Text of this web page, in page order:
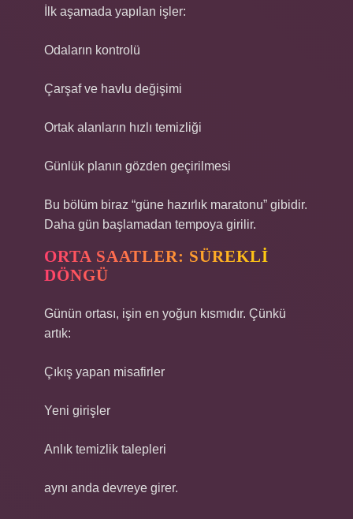
İlk aşamada yapılan işler:
Odaların kontrolü
Çarşaf ve havlu değişimi
Ortak alanların hızlı temizliği
Günlük planın gözden geçirilmesi
Bu bölüm biraz “güne hazırlık maratonu” gibidir.
Daha gün başlamadan tempoya girilir.
ORTA SAATLER: SÜREKLI
DÖNGÜ
Günün ortası, işin en yoğun kısmıdır. Çünkü
artık:
Çıkış yapan misafirler
Yeni girişler
Anlık temizlik talepleri
aynı anda devreye girer.